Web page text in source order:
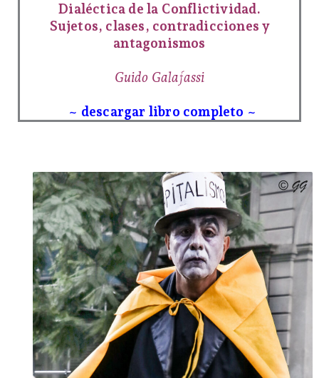
Dialéctica de la Conflictividad.
Sujetos, clases, contradicciones y
antagonismos
Guido Galafassi
~ descargar libro completo ~